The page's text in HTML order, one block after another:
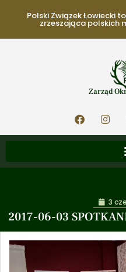
Polski Związek Łowiecki
zrzeszająca polskich
Zarząd
2017-06-03
3